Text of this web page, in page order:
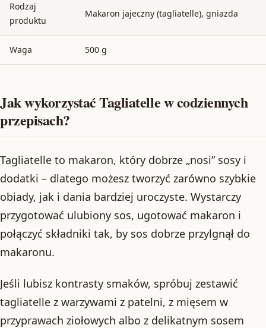
Rodzaj
produktu
Makaron jajeczny (tagliatelle), gniazda
Waga 500 g
Jak wykorzystać Tagliatelle w codziennych
przepisach?
Tagliatelle to makaron, który dobrze „nosi” sosy i
dodatki – dlatego możesz tworzyć zarówno szybkie
obiady, jak i dania bardziej uroczyste. Wystarczy
przygotować ulubiony sos, ugotować makaron i
połączyć składniki tak, by sos dobrze przylgnął do
makaronu.
Jeśli lubisz kontrasty smaków, spróbuj zestawić
tagliatelle z warzywami z patelni, z mięsem w
przyprawach ziołowych albo z delikatnym sosem